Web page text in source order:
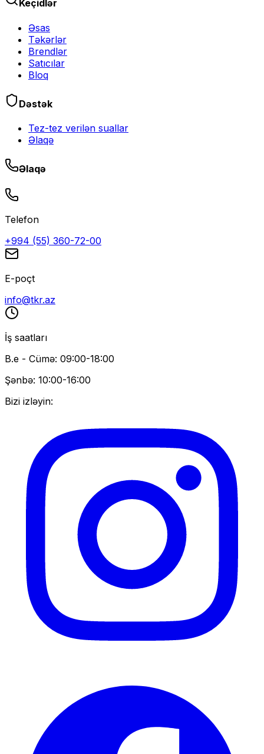
Keçidlər
Əsas
Təkərlər
Brendlər
Satıcılar
Bloq
Dəstək
Tez-tez verilən suallar
Əlaqə
Əlaqə
Telefon
+994 (55) 360-72-00
E-poçt
info@tkr.az
İş saatları
B.e - Cümə: 09:00-18:00
Şənbə: 10:00-16:00
Bizi izləyin: